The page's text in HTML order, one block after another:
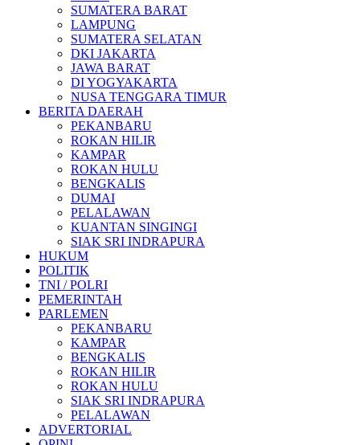
SUMATERA BARAT
LAMPUNG
SUMATERA SELATAN
DKI JAKARTA
JAWA BARAT
DI YOGYAKARTA
NUSA TENGGARA TIMUR
BERITA DAERAH
PEKANBARU
ROKAN HILIR
KAMPAR
ROKAN HULU
BENGKALIS
DUMAI
PELALAWAN
KUANTAN SINGINGI
SIAK SRI INDRAPURA
HUKUM
POLITIK
TNI / POLRI
PEMERINTAH
PARLEMEN
PEKANBARU
KAMPAR
BENGKALIS
ROKAN HILIR
ROKAN HULU
SIAK SRI INDRAPURA
PELALAWAN
ADVERTORIAL